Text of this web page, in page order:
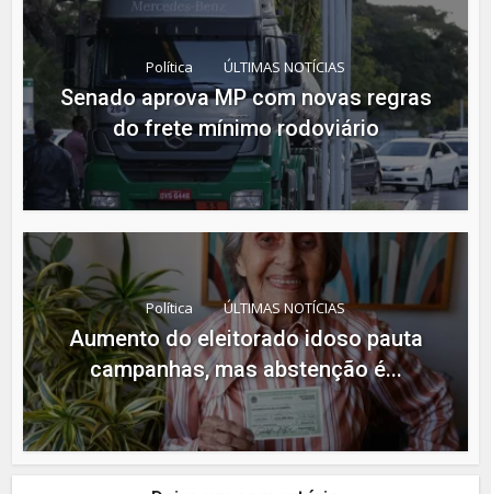
Política ÚLTIMAS NOTÍCIAS
Senado aprova MP com novas regras
do frete mínimo rodoviário
Política ÚLTIMAS NOTÍCIAS
Aumento do eleitorado idoso pauta
campanhas, mas abstenção é...